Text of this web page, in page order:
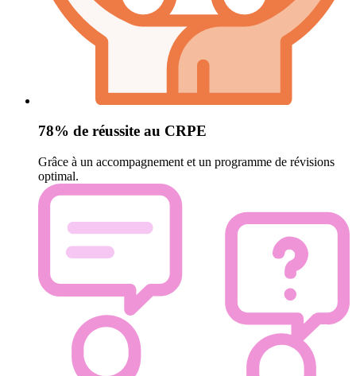
78% de réussite au CRPE
Grâce à un accompagnement et un programme de révisions
optimal.